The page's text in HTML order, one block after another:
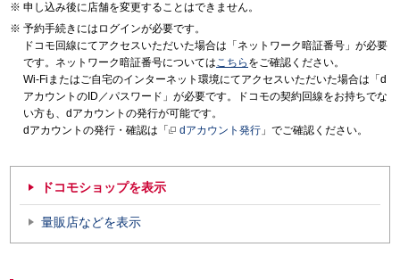
申し込み後に店舗を変更することはできません。
予約手続きにはログインが必要です。
ドコモ回線にてアクセスいただいた場合は「ネットワーク暗証番号」が必要
です。ネットワーク暗証番号についてはこちら をご確認ください。
Wi-Fiまたはご自宅のインターネット環境にてアクセスいただいた場合は「d
アカウントのID／パスワード」が必要です。ドコモの契約回線をお持ちでな
い方も、dアカウントの発行が可能です。
dアカウントの発行・確認は「
dアカウント発行 」でご確認ください。
ドコモショップを表示
量販店などを表示